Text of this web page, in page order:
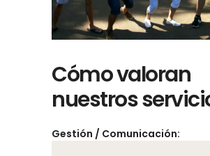
Cómo valoran
nuestros
Gestión / Comunicación: